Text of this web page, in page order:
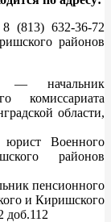
(813) 632-36-72
районов
— начальник
комиссариата
области,
Военного
районов
пенсионного
и Киришского
доб.112